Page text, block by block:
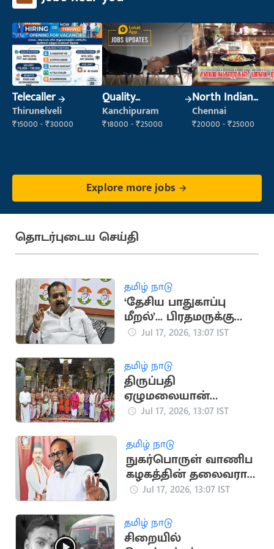
Telecaller
Thirunelveli
₹15000 - ₹30000
Quality
Inspector
Kanchipuram
₹18000 - ₹25000
North Indian
Cook
Chennai
₹20000 - ₹25000
Explore more jobs
தொடர்புடைய செய்தி
தமிழ் நாடு
‘தேசிய பாதுகாப்பு
மீறல்’... பிரதமருக்கு
மாணிக்கம் தாகூர்
Jul 17, 2026, 13:07 IST
தமிழ் நாடு
திருப்பதி
ஏழுமலையான்
கோவிலில்
நடைபெற்ற ஆனிவார
ஆஸ்தான விழா
Jul 17, 2026, 13:07 IST
தமிழ் நாடு
நுகர்பொருள் வாணிப
கழகத்தின் தலைவராக
அமைச்சர்
நியமனம்
Jul 17, 2026, 13:07 IST
தமிழ் நாடு
சிறையில்